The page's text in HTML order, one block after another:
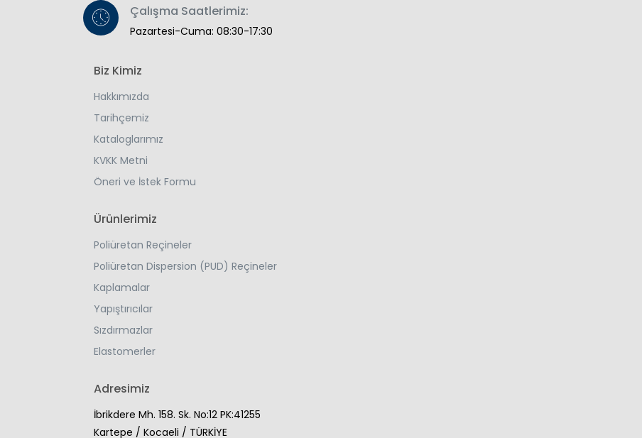
Çalışma Saatlerimiz:
Pazartesi-Cuma: 08:30-17:30
Biz Kimiz
Hakkımızda
Tarihçemiz
Kataloglarımız
KVKK Metni
Öneri ve İstek Formu
Ürünlerimiz
Poliüretan Reçineler
Poliüretan Dispersion (PUD) Reçineler
Kaplamalar
Yapıştırıcılar
Sızdırmazlar
Elastomerler
Adresimiz
İbrikdere Mh. 158. Sk. No:12 PK:41255
Kartepe / Kocaeli / TÜRKİYE